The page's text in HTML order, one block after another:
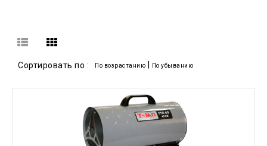
Сортировать по : По возрастанию По убыванию